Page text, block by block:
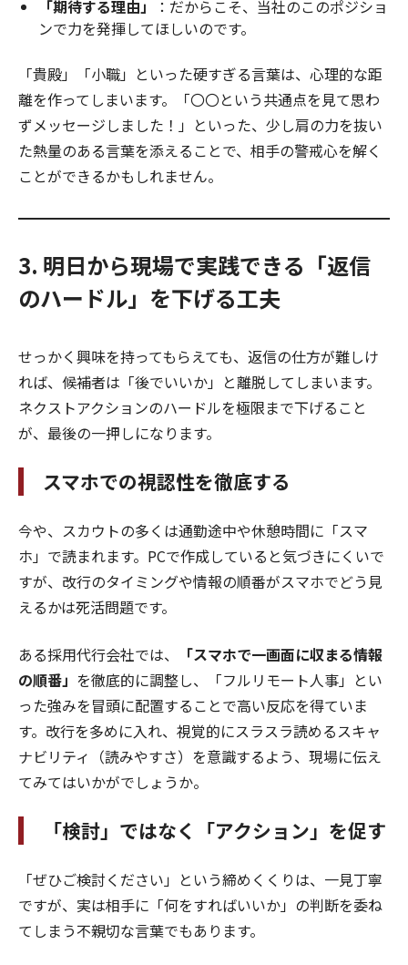
「期待する理由」
：だからこそ、当社のこのポジショ
ンで力を発揮してほしいのです。
「貴殿」「小職」といった硬すぎる言葉は、心理的な距
離を作ってしまいます。「〇〇という共通点を見て思わ
ずメッセージしました！」といった、少し肩の力を抜い
た熱量のある言葉を添えることで、相手の警戒心を解く
ことができるかもしれません。
3. 明日から現場で実践できる「返信
のハードル」を下げる工夫
せっかく興味を持ってもらえても、返信の仕方が難しけ
れば、候補者は「後でいいか」と離脱してしまいます。
ネクストアクションのハードルを極限まで下げること
が、最後の一押しになります。
スマホでの視認性を徹底する
今や、スカウトの多くは通勤途中や休憩時間に「スマ
ホ」で読まれます。PCで作成していると気づきにくいで
すが、改行のタイミングや情報の順番がスマホでどう見
えるかは死活問題です。
ある採用代行会社では、
「スマホで一画面に収まる情報
の順番」 を徹底的に調整し、「フルリモート人事」とい
った強みを冒頭に配置することで高い反応を得ていま
す。改行を多めに入れ、視覚的にスラスラ読めるスキャ
ナビリティ（読みやすさ）を意識するよう、現場に伝え
てみてはいかがでしょうか。
「検討」ではなく「アクション」を促す
「ぜひご検討ください」という締めくくりは、一見丁寧
ですが、実は相手に「何をすればいいか」の判断を委ね
てしまう不親切な言葉でもあります。